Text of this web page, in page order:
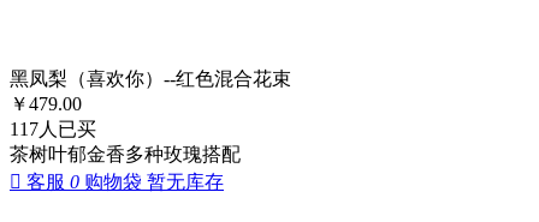
黑凤梨（喜欢你）--红色混合花束
￥479.00
117人已买
茶树叶郁金香多种玫瑰搭配
 客服 0 购物袋 暂无库存